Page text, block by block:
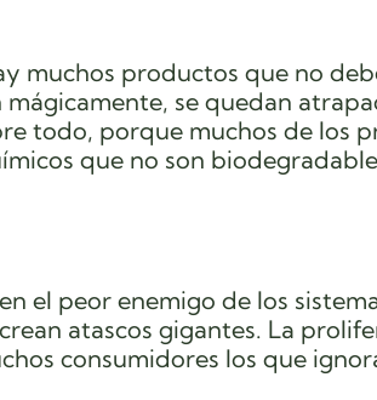
muchos productos que no
se quedan
todo, porque muchos de los
que no son
el peor enemigo de los
atascos gigantes. La
consumidores los que